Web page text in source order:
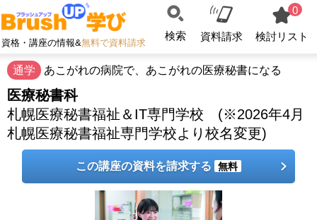
資格・講座の情報&無料で資料請求
検索 資料請求
0
検討リスト
通学 あこがれの病院で、あこがれの医療秘書になる
医療秘書科
札幌医療秘書福祉＆IT専門学校 (※2026年4月
札幌医療秘書福祉専門学校より校名変更)
この講座の資料を請求する 無料